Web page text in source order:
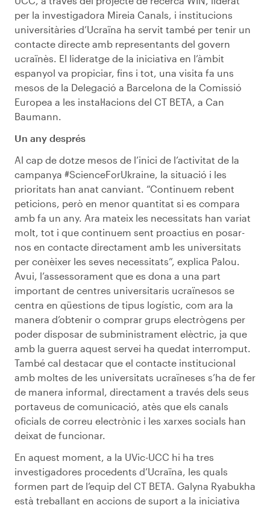
per la investigadora Mireia Canals, i institucions
universitàries d’Ucraïna ha servit també per tenir un
contacte directe amb representants del govern
ucraïnès. El lideratge de la iniciativa en l’àmbit
espanyol va propiciar, fins i tot, una visita fa uns
mesos de la Delegació a Barcelona de la Comissió
Europea a les instal·lacions del CT BETA, a Can
Baumann.
Un any després
Al cap de dotze mesos de l’inici de l’activitat de la
campanya #ScienceForUkraine, la situació i les
prioritats han anat canviant. “Continuem rebent
peticions, però en menor quantitat si es compara
amb fa un any. Ara mateix les necessitats han variat
molt, tot i que continuem sent proactius en posar-
nos en contacte directament amb les universitats
per conèixer les seves necessitats”, explica Palou.
Avui, l’assessorament que es dona a una part
important de centres universitaris ucraïnesos se
centra en qüestions de tipus logístic, com ara la
manera d’obtenir o comprar grups electrògens per
poder disposar de subministrament elèctric, ja que
amb la guerra aquest servei ha quedat interromput.
També cal destacar que el contacte institucional
amb moltes de les universitats ucraïneses s’ha de fer
de manera informal, directament a través dels seus
portaveus de comunicació, atès que els canals
oficials de correu electrònic i les xarxes socials han
deixat de funcionar.
En aquest moment, a la UVic-UCC hi ha tres
investigadores procedents d’Ucraïna, les quals
formen part de l’equip del CT BETA. Galyna Ryabukha
està treballant en accions de suport a la iniciativa